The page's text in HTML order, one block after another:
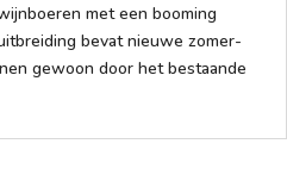
met een booming
bevat nieuwe zomer-
gewoon door het bestaande